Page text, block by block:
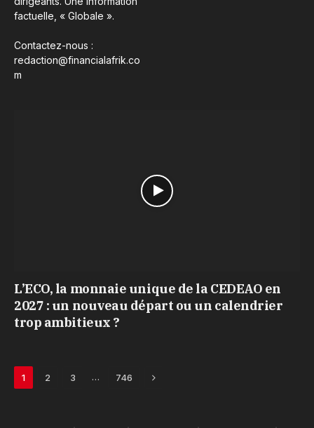
factuelle, « Globale ».
Contactez-nous :
redaction@financialafrik.co
m
L’ECO, la monnaie unique de la CEDEAO en
2027 : un nouveau départ ou un calendrier
trop ambitieux ?
1 2 3 … 746 Next